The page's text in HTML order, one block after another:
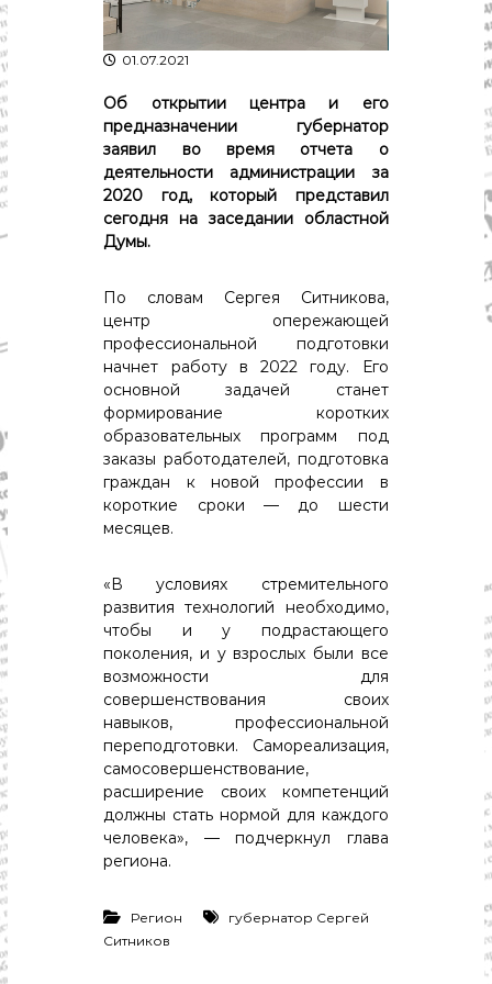
а
"
р
ы
и
К
о
о
с
к
о
й
л
а
с
в
с
,
п
о
л
и
т
к
к
01.07.2021
Об открытии центра и его
предназначении губернатор
заявил во время отчета о
деятельности администрации за
2020 год, который представил
сегодня на заседании областной
Думы.
По словам Сергея Ситникова,
центр опережающей
профессиональной подготовки
начнет работу в 2022 году. Его
основной задачей станет
формирование коротких
образовательных программ под
заказы работодателей, подготовка
граждан к новой профессии в
короткие сроки — до шести
месяцев.
«В условиях стремительного
развития технологий необходимо,
чтобы и у подрастающего
поколения, и у взрослых были все
возможности для
совершенствования своих
навыков, профессиональной
переподготовки. Самореализация,
самосовершенствование,
расширение своих компетенций
должны стать нормой для каждого
человека», — подчеркнул глава
региона.
Регион
губернатор Сергей
Ситников